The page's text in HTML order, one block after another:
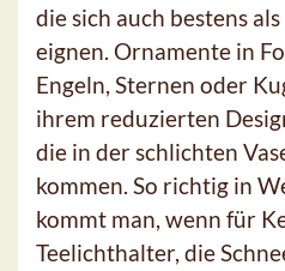
die sich auch bestens
eignen. Ornamente in
Engeln, Sternen oder
ihrem reduzierten
die in der schlichten
kommen. So richtig in
kommt man, wenn für
Teelichthalter, die